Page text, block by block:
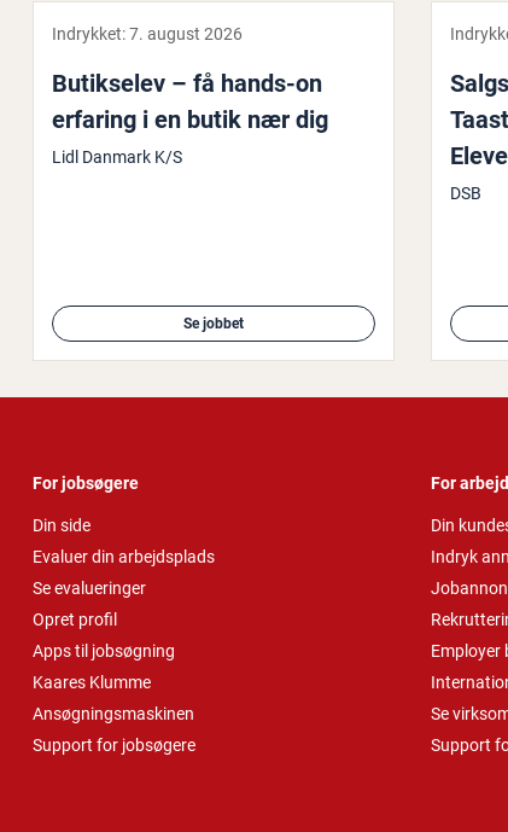
Indrykket:7. august 2026
Bu­tik­se­lev – få hands-on
erfaring i en butik nær dig
Lidl Danmark K/S
Se jobbet
DSB
For jobsøgere
Din side
Evaluer din arbejdsplads
Se evalueringer
Opret profil
Apps til jobsøgning
Kaares Klumme
Ansøgningsmaskinen
Support for jobsøgere
For
Din
Indryk
Employer
Se
Support